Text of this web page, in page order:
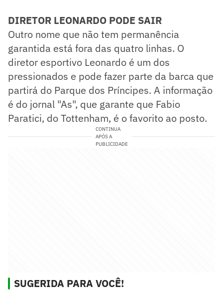
DIRETOR LEONARDO PODE SAIR
Outro nome que não tem permanência
garantida está fora das quatro linhas. O
diretor esportivo Leonardo é um dos
pressionados e pode fazer parte da barca que
partirá do Parque dos Príncipes. A informação
é do jornal "As", que garante que Fabio
Paratici, do Tottenham, é o favorito ao posto.
CONTINUA
APÓS A
PUBLICIDADE
SUGERIDA PARA VOCÊ!